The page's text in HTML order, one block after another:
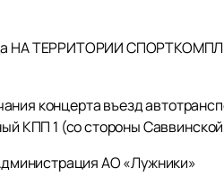
НА ТЕРРИТОРИИ
концерта въезд
КПП 1 (со стороны
АО «Лужники»